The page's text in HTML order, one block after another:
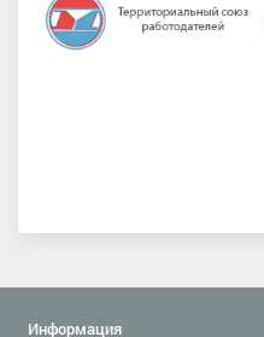
Информация